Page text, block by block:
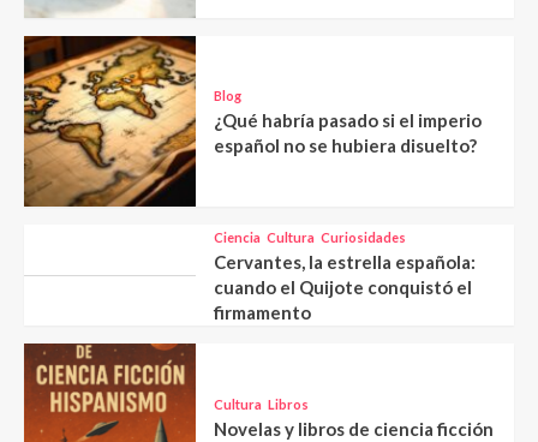
Blog
¿Qué habría pasado si el imperio
español no se hubiera disuelto?
Ciencia Cultura Curiosidades
Cervantes, la estrella española:
cuando el Quijote conquistó el
firmamento
Cultura Libros
Novelas y libros de ciencia ficción